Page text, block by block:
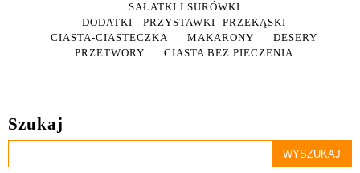
SAŁATKI I SURÓWKI
DODATKI - PRZYSTAWKI- PRZEKĄSKI
CIASTA-CIASTECZKA
MAKARONY
DESERY
PRZETWORY
CIASTA BEZ PIECZENIA
Szukaj